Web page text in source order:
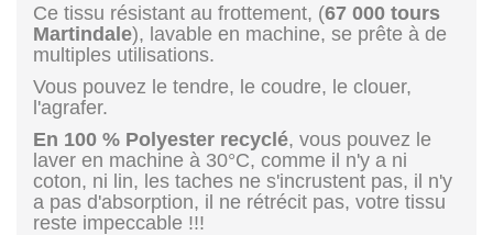
Ce tissu résistant au frottement, (67 000 tours
Martindale), lavable en machine, se prête à de
multiples utilisations.
Vous pouvez le tendre, le coudre, le clouer,
l'agrafer.
En 100 % Polyester recyclé, vous pouvez le
laver en machine à 30°C, comme il n'y a ni
coton, ni lin, les taches ne s'incrustent pas, il n'y
a pas d'absorption, il ne rétrécit pas, votre tissu
reste impeccable !!!